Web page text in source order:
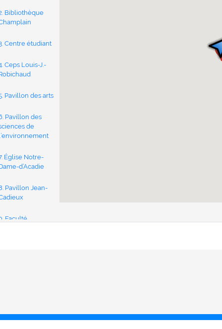
Bibliothèque
Centre étudiant
Ceps Louis-J.-
Pavillon des arts
Pavillon des
de
Église Notre-
d’Acadie
Pavillon Jean-
Faculté